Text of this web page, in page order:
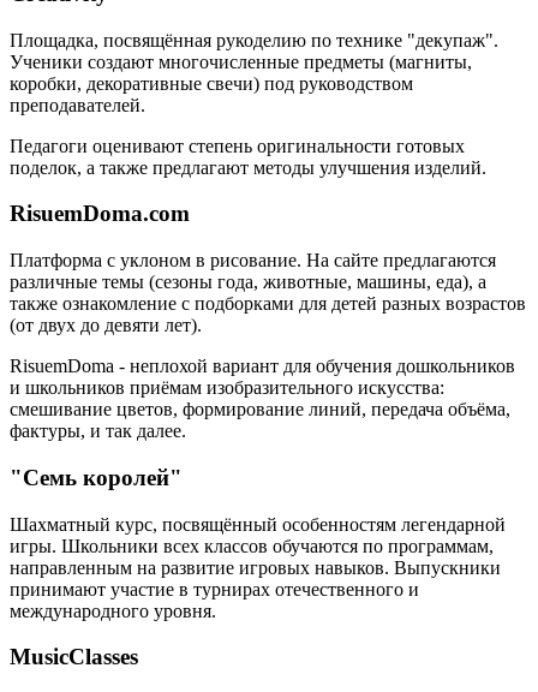
Площадка, посвящённая рукоделию по технике "декупаж".
Ученики создают многочисленные предметы (магниты,
коробки, декоративные свечи) под руководством
преподавателей.
Педагоги оценивают степень оригинальности готовых
поделок, а также предлагают методы улучшения изделий.
RisuemDoma.com
Платформа с уклоном в рисование. На сайте предлагаются
различные темы (сезоны года, животные, машины, еда), а
также ознакомление с подборками для детей разных возрастов
(от двух до девяти лет).
RisuemDoma - неплохой вариант для обучения дошкольников
и школьников приёмам изобразительного искусства:
смешивание цветов, формирование линий, передача объёма,
фактуры, и так далее.
"Семь королей"
Шахматный курс, посвящённый особенностям легендарной
игры. Школьники всех классов обучаются по программам,
направленным на развитие игровых навыков. Выпускники
принимают участие в турнирах отечественного и
международного уровня.
MusicClasses